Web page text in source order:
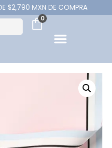
$2,790 MXN DE COMPRA
0